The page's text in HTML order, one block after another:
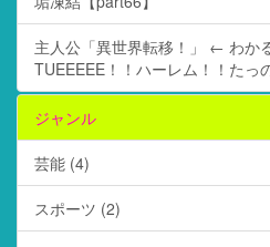
主人公「異世界転移！」 ← わ
TUEEEEE！！ハーレム！！たっ
ジャンル
芸能 (4)
スポーツ (2)